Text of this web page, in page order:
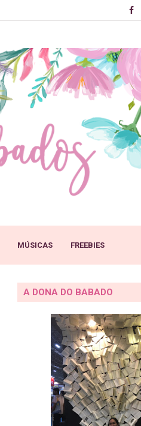
MÚSICAS FREEBIES
A DONA DO BABADO